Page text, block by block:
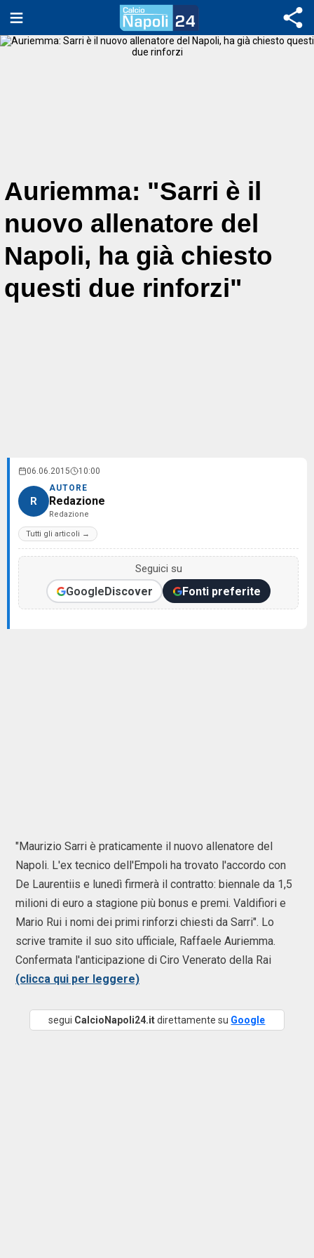
Auriemma: "Sarri è il
nuovo allenatore del
Napoli, ha già chiesto
questi due rinforzi"
06.06.2015 10:00
R
AUTORE
Redazione
Redazione
Tutti gli articoli →
Seguici su
GoogleDiscover Fonti preferite
"Maurizio Sarri è praticamente il nuovo allenatore del
Napoli. L'ex tecnico dell'Empoli ha trovato l'accordo con
De Laurentiis e lunedì firmerà il contratto: biennale da 1,5
milioni di euro a stagione più bonus e premi. Valdifiori e
Mario Rui i nomi dei primi rinforzi chiesti da Sarri". Lo
scrive tramite il suo sito ufficiale, Raffaele Auriemma.
Confermata l'anticipazione di Ciro Venerato della Rai
(clicca qui per leggere)
segui CalcioNapoli24.itdirettamente su Google